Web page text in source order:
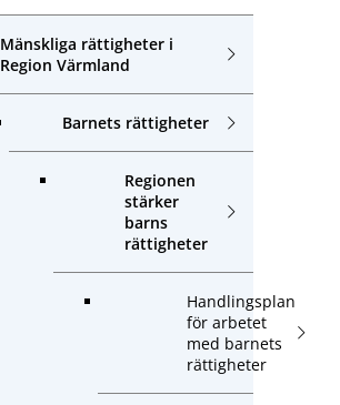
Mänskliga rättigheter i
Region Värmland
Barnets rättigheter
Regionen
stärker
barns
rättigheter
Handlingsplan
för arbetet
med barnets
rättigheter